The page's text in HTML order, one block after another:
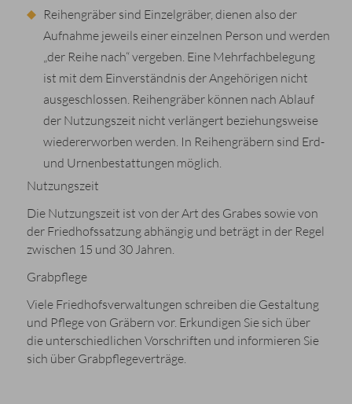
Reihengräber sind Einzelgräber, dienen also der
Aufnahme jeweils einer einzelnen Person und werden
„der Reihe nach“ vergeben. Eine Mehrfachbelegung
ist mit dem Einverständnis der Angehörigen nicht
ausgeschlossen. Reihengräber können nach Ablauf
der Nutzungszeit nicht verlängert beziehungsweise
wiedererworben werden. In Reihengräbern sind Erd-
und Urnenbestattungen möglich.
Nutzungszeit
Die Nutzungszeit ist von der Art des Grabes sowie von
der Friedhofssatzung abhängig und beträgt in der Regel
zwischen 15 und 30 Jahren.
Grabpflege
Viele Friedhofsverwaltungen schreiben die Gestaltung
und Pflege von Gräbern vor. Erkundigen Sie sich über
die unterschiedlichen Vorschriften und informieren Sie
sich über Grabpflegeverträge.